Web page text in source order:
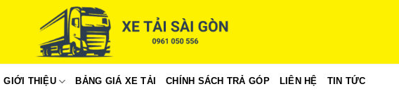
GIỚI THIỆU BẢNG GIÁ XE TẢI CHÍNH SÁCH TRẢ GÓP LIÊN HỆ TIN TỨC